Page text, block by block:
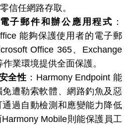
信任網路存取。
子郵件和辦公應用程式 ：
能夠保護使用者的電子郵
Office 365、Exchange
業環境提供全面保護。
全性 ：Harmony Endpoint 能
遭勒索軟體、網路釣魚及惡
過自動檢測和應變能力降低
Mobile則能保護員工